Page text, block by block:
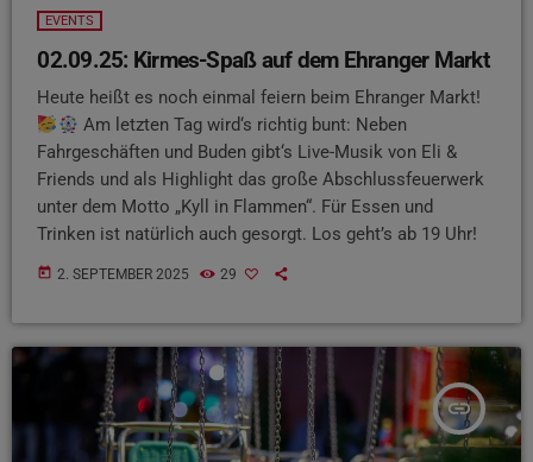
EVENTS
02.09.25: Kirmes-Spaß auf dem Ehranger Markt
Heute heißt es noch einmal feiern beim Ehranger Markt!
Am letzten Tag wird‘s richtig bunt: Neben
Fahrgeschäften und Buden gibt‘s Live-Musik von Eli &
Friends und als Highlight das große Abschlussfeuerwerk
unter dem Motto „Kyll in Flammen“. Für Essen und
Trinken ist natürlich auch gesorgt. Los geht’s ab 19 Uhr!
today 2. SEPTEMBER 2025 29
insert_link